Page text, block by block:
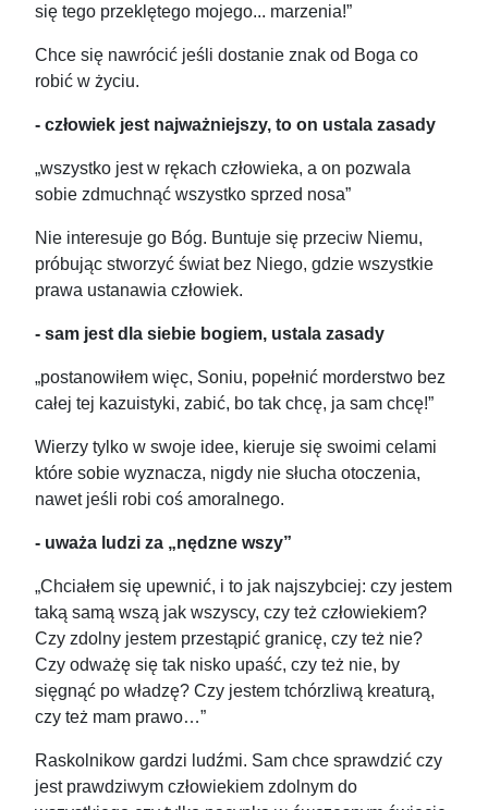
się tego przeklętego mojego... marzenia!”
Chce się nawrócić jeśli dostanie znak od Boga co
robić w życiu.
- człowiek jest najważniejszy, to on ustala zasady
„wszystko jest w rękach człowieka, a on pozwala
sobie zdmuchnąć wszystko sprzed nosa”
Nie interesuje go Bóg. Buntuje się przeciw Niemu,
próbując stworzyć świat bez Niego, gdzie wszystkie
prawa ustanawia człowiek.
- sam jest dla siebie bogiem, ustala zasady
„postanowiłem więc, Soniu, popełnić morderstwo bez
całej tej kazuistyki, zabić, bo tak chcę, ja sam chcę!”
Wierzy tylko w swoje idee, kieruje się swoimi celami
które sobie wyznacza, nigdy nie słucha otoczenia,
nawet jeśli robi coś amoralnego.
- uważa ludzi za „nędzne wszy”
„Chciałem się upewnić, i to jak najszybciej: czy jestem
taką samą wszą jak wszyscy, czy też człowiekiem?
Czy zdolny jestem przestąpić granicę, czy też nie?
Czy odważę się tak nisko upaść, czy też nie, by
sięgnąć po władzę? Czy jestem tchórzliwą kreaturą,
czy też mam prawo…”
Raskolnikow gardzi ludźmi. Sam chce sprawdzić czy
jest prawdziwym człowiekiem zdolnym do